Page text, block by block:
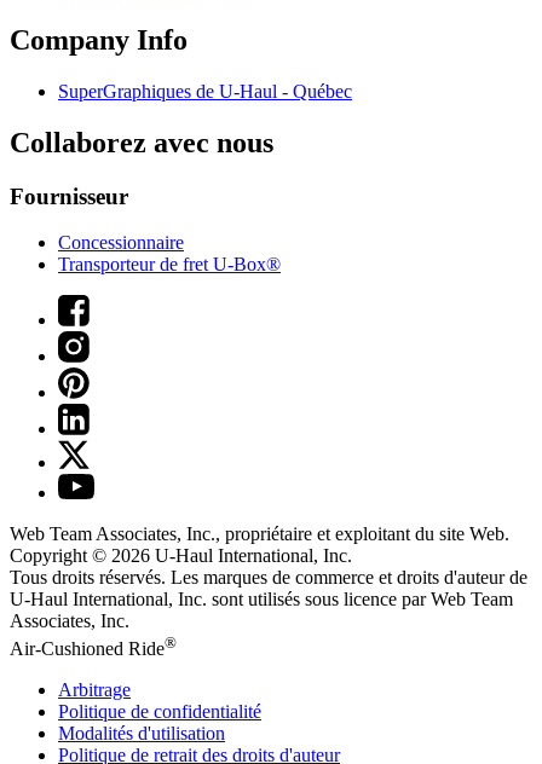
Company Info
SuperGraphiques de U-Haul - Québec
Collaborez avec nous
Fournisseur
Concessionnaire
Transporteur de fret U-Box®
Web Team Associates, Inc., propriétaire et exploitant du site Web.
Copyright © 2026 U-Haul International, Inc.
Tous droits réservés. Les marques de commerce et droits d'auteur de
U-Haul International, Inc. sont utilisés sous licence par Web Team
Associates, Inc.
Air-Cushioned Ride®
Arbitrage
Politique de confidentialité
Modalités d'utilisation
Politique de retrait des droits d'auteur